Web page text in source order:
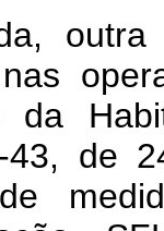
da
43, de